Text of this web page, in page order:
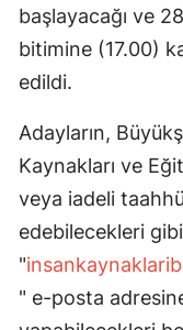
başlayacağı ve
bitimine (17.00)
edildi.
Adayların,
Kaynakları ve
veya iadeli
edebilecekleri
"
" e-posta